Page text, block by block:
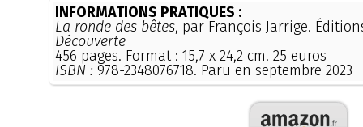
INFORMATIONS PRATIQUES :
La ronde des bêtes, par François Jarrige.
Découverte
456 pages. Format : 15,7 x 24,2 cm. 25 euros
ISBN : 978-2348076718. Paru en septembre 2023